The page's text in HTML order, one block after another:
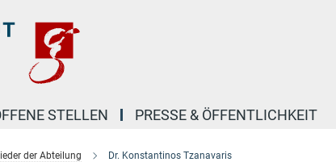
STELLEN PRESSE & ÖFFENTLICHKEIT
der Abteilung Dr. Konstantinos Tzanavaris